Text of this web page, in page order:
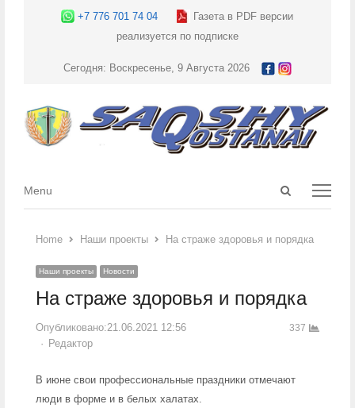
+7 776 701 74 04
Газета в PDF версии
реализуется по подписке
Сегодня: Воскресенье, 9 Августа 2026
Open
Menu
Menu
Home Наши проекты На страже здоровья и порядка
Наши проекты Новости
На страже здоровья и порядка
Опубликовано:21.06.2021 12:56
Author
Редактор
337
В июне свои профессиональные праздники отмечают
люди в форме и в белых халатах.